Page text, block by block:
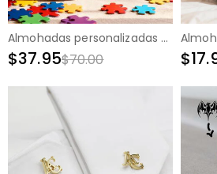
Almohadas personalizadas con forma de letra, nombres personalizables y diseños de castillos. Regalo para niños.
$37.95$70.00